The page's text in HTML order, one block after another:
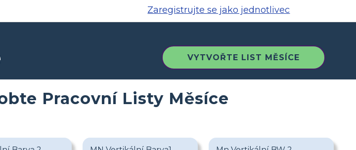
Zaregistrujte se jako jednotlivec
VYTVOŘTE LIST MĚSÍCE
Pracovní Listy Měsíce